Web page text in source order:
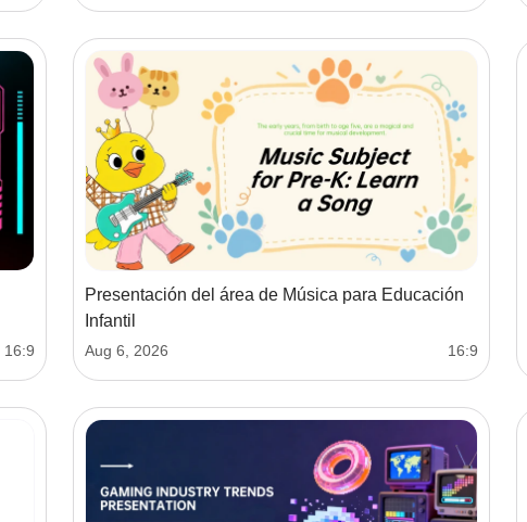
16:9
Presentación del área de Música para Educación
Infantil
Aug 6, 2026 16:9